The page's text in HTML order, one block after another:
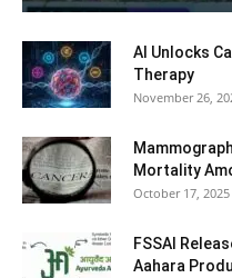
AI Unlocks
Therapy
November 26,
Mortality
October 17, 2025
FSSAI
Aahara